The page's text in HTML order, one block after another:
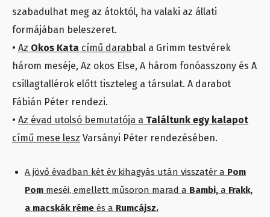
szabadulhat meg az átoktól, ha valaki az állati
formájában beleszeret.
• Az Okos Kata című darabbal a Grimm testvérek
három meséje, Az okos Else, A három fonóasszony és A
csillagtallérok előtt tiszteleg a társulat. A darabot
Fábián Péter rendezi.
• Az évad utolsó bemutatója a Találtunk egy kalapot
című mese lesz Varsányi Péter rendezésében.
A jövő évadban két év kihagyás után visszatér a Pom
Pom meséi, emellett műsoron marad a Bambi, a Frakk,
a macskák réme és a Rumcájsz.